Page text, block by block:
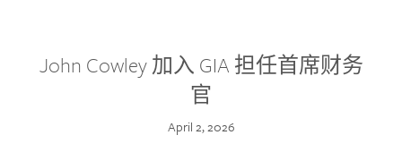
John Cowley 加入 GIA 担任首席财务
官
April 2, 2026